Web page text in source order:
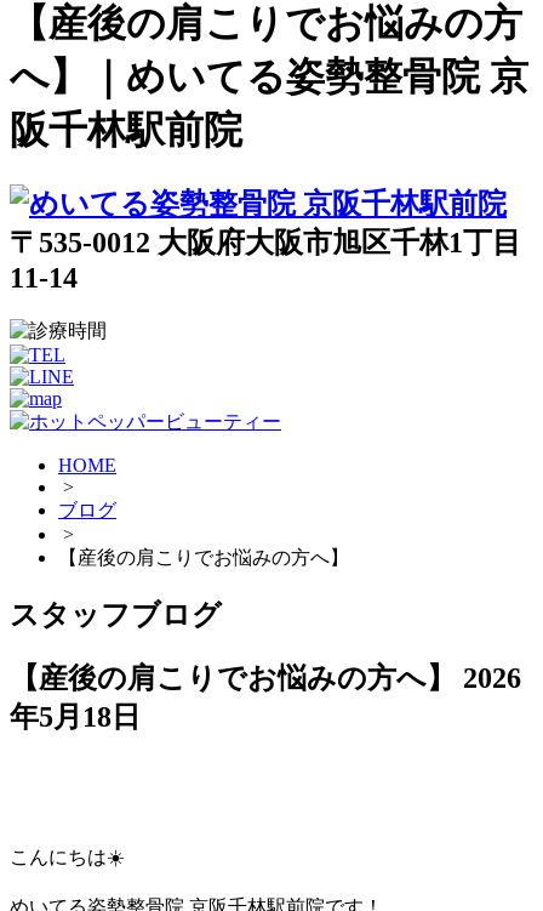
【産後の肩こりでお悩みの方
へ】｜めいてる姿勢整骨院 京
阪千林駅前院
〒535-0012 大阪府大阪市旭区千林1丁目
11-14
HOME
>
ブログ
>
【産後の肩こりでお悩みの方へ】
スタッフブログ
【産後の肩こりでお悩みの方へ】
2026
年5月18日
こんにちは☀️
めいてる姿勢整骨院 京阪千林駅前院です！